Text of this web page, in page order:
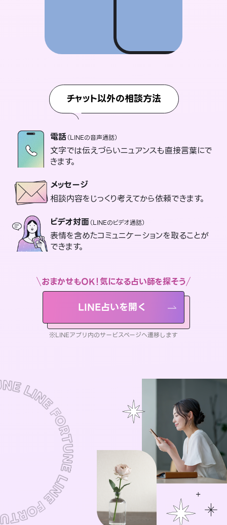
チャット以外の相談方法
電話（LINEの音声通話）
文字では伝えづらいニュアンスも直接言葉にで
きます。
メッセージ
相談内容をじっくり考えてから依頼できます。
ビデオ対面（LINEのビデオ通話）
表情を含めたコミュニケーションを取ることが
できます。
おまかせもOK！気になる占い師を探そう
LINE占いを開く
※LINEアプリ内のサービスページへ遷移します